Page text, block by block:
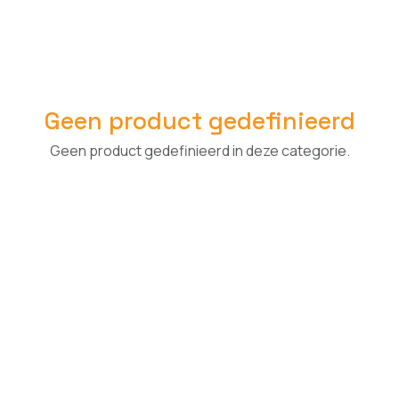
Geen product gedefinieerd
Geen product gedefinieerd in deze categorie.